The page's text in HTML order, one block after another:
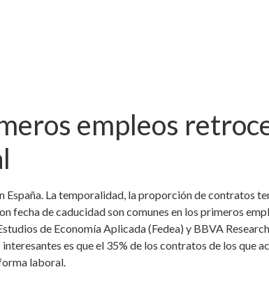
empleos
España. La temporalidad, la proporción de contratos
fecha de caducidad son comunes en los primeros
de Economía Aplicada (Fedea) y BBVA Research
es que el 35% de los contratos de los que
laboral.